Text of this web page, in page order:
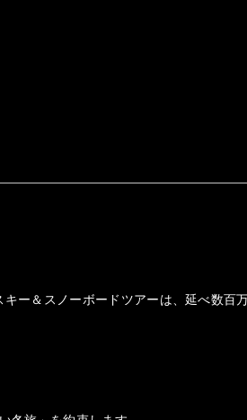
ー＆スノーボードツアーは、延べ数百